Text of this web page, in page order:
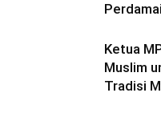
Ketua
Muslim
Tradisi